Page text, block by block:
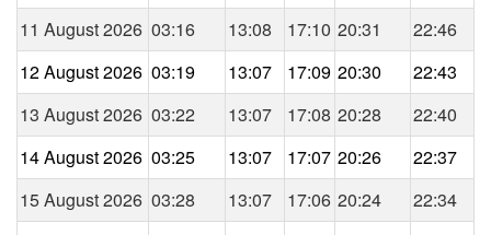
11 August 2026 03:16 13:08 17:10 20:31
22:46
12 August 2026 03:19 13:07 17:09 20:30
22:43
13 August 2026 03:22 13:07 17:08 20:28
22:40
14 August 2026 03:25 13:07 17:07 20:26
22:37
15 August 2026 03:28 13:07 17:06 20:24
22:34